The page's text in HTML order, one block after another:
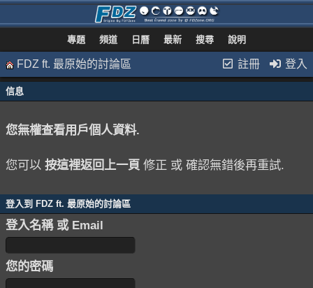
專題 頻道 日曆 最新 搜尋 說明
註冊 登入
FDZ ft. 最原始的討論區
信息
您無權查看用戶個人資料.
您可以 按這裡返回上一頁 修正 或 確認無錯後再重試.
登入到 FDZ ft. 最原始的討論區
登入名稱 或 Email
您的密碼